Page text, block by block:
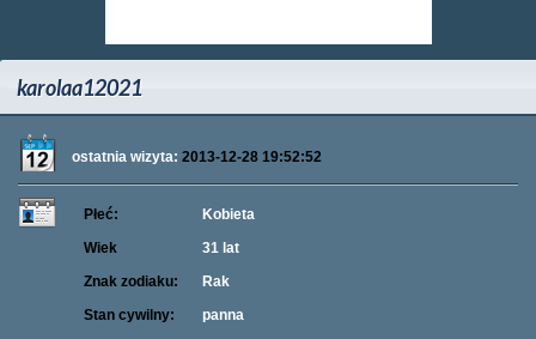
karolaa12021
ostatnia wizyta: 2013-12-28 19:52:52
Płeć:
Kobieta
Wiek
31 lat
Znak zodiaku:
Rak
Stan cywilny:
panna